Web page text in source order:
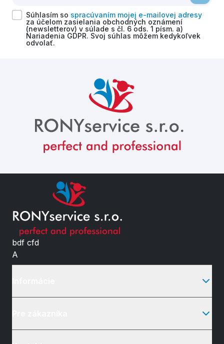
Súhlasím so spracúvaním mojej e-mailovej adresy
za účelom zasielania obchodných oznámení
(newsletterov) v súlade s čl. 6 ods. 1 písm. a)
Nariadenia GDPR. Svoj súhlas môžem kedykoľvek
odvolať.
bdf cfd
A